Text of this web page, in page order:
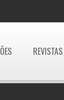
REVISTAS